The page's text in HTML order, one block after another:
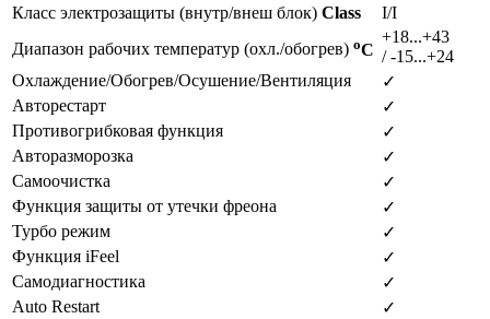
Класс электрозащиты (внутр/внеш блок) Class
I/I
Диапазон рабочих температур (охл./обогрев) oC
+18...+43
/ -15...+24
Охлаждение/Обогрев/Осушение/Вентиляция
✓
Авторестарт
✓
Противогрибковая функция
✓
Авторазморозка
✓
Самоочистка
✓
Функция защиты от утечки фреона
✓
Турбо режим
✓
Функция iFeel
✓
Самодиагностика
✓
Auto Restart
✓